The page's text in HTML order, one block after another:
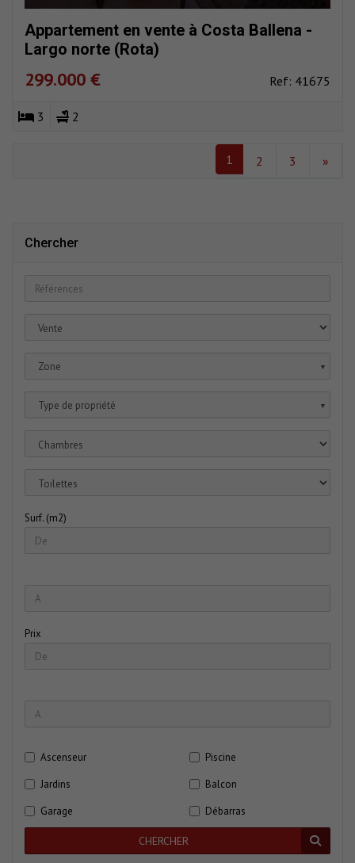
Appartement en vente à Costa Ballena -
Largo norte (Rota)
299.000 € Ref: 41675
3 2
1 2 3 »
Chercher
Zone ▼
Type de propriété ▼
Surf. (m2)
Prix
Ascenseur
Piscine
Jardins
Balcon
Garage
Débarras
CHERCHER